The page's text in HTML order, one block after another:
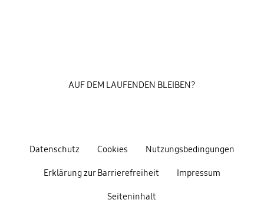
Datenschutz Cookies Nutzungsbedingungen
Erklärung zur Barrierefreiheit Impressum
Seiteninhalt
AUF DEM LAUFENDEN BLEIBEN?